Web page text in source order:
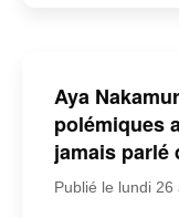
Aya
polémiques
jamais parlé
Publié le lundi 26